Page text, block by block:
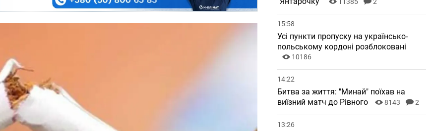
15:58
Усі пункти пропуску на українсько-
польському кордоні розблоковані
10186
14:22
Битва за життя: "Минай" поїхав на
виїзний матч до Рівного
8143 2
13:26